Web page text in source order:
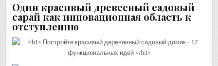
Одинкрасивый древесный садовый
сарайкак инновационная область к
отступлению